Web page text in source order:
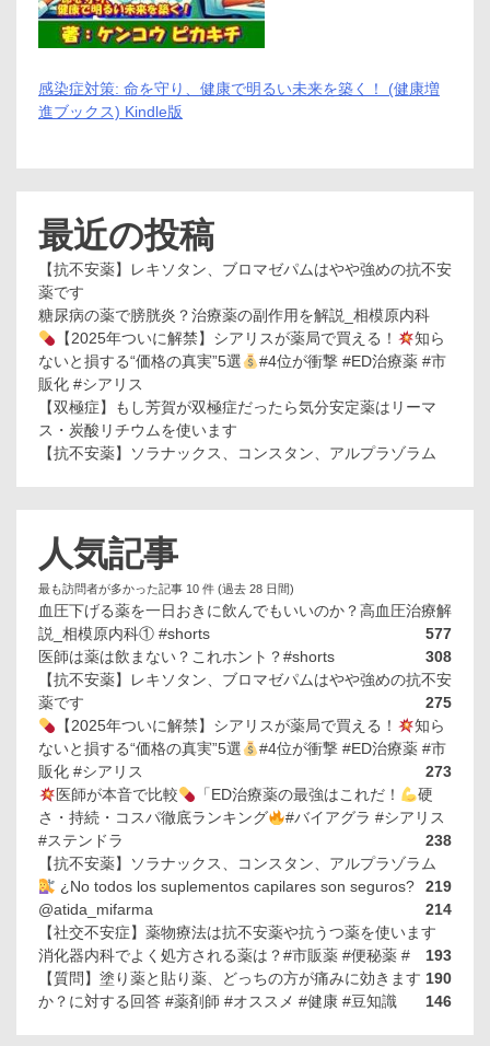
感染症対策: 命を守り、健康で明るい未来を築く！ (健康増
進ブックス) Kindle版
最近の投稿
【抗不安薬】レキソタン、ブロマゼパムはやや強めの抗不安
薬です
糖尿病の薬で膀胱炎？治療薬の副作用を解説_相模原内科
【2025年ついに解禁】シアリスが薬局で買える！
知ら
ないと損する“価格の真実”5選
#4位が衝撃 #ED治療薬 #市
販化 #シアリス
【双極症】もし芳賀が双極症だったら気分安定薬はリーマ
ス・炭酸リチウムを使います
【抗不安薬】ソラナックス、コンスタン、アルプラゾラム
人気記事
最も訪問者が多かった記事 10 件 (過去 28 日間)
血圧下げる薬を一日おきに飲んでもいいのか？高血圧治療解
説_相模原内科① #shorts
577
医師は薬は飲まない？これホント？#shorts
308
【抗不安薬】レキソタン、ブロマゼパムはやや強めの抗不安
薬です
275
【2025年ついに解禁】シアリスが薬局で買える！
知ら
ないと損する“価格の真実”5選
#4位が衝撃 #ED治療薬 #市
販化 #シアリス
273
医師が本音で比較
「ED治療薬の最強はこれだ！
硬
さ・持続・コスパ徹底ランキング
#バイアグラ #シアリス
#ステンドラ
238
【抗不安薬】ソラナックス、コンスタン、アルプラゾラム
219
¿No todos los suplementos capilares son seguros?
@atida_mifarma
214
【社交不安症】薬物療法は抗不安薬や抗うつ薬を使います
193
消化器内科でよく処方される薬は？#市販薬 #便秘薬 #
190
【質問】塗り薬と貼り薬、どっちの方が痛みに効きます
か？に対する回答 #薬剤師 #オススメ #健康 #豆知識
146